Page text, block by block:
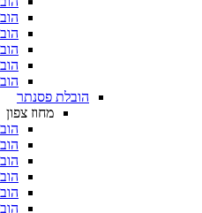
הובלת פסנתר
מחוז צפון